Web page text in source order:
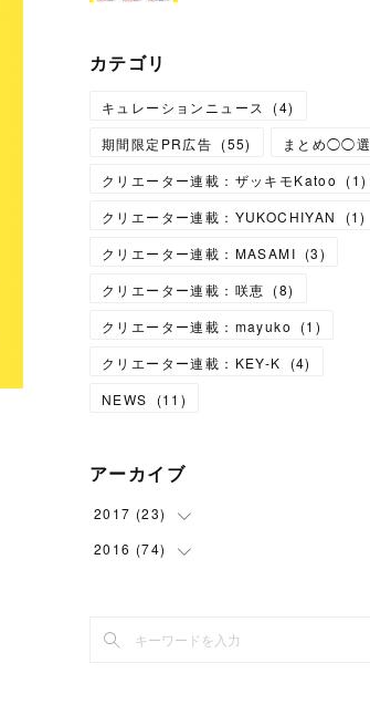
カテゴリ
キュレーションニュース (4)
期間限定PR広告 (55) まとめ◯◯選
クリエーター連載：ザッキモKatoo
(1)
クリエーター連載：YUKOCHIYAN
(1)
クリエーター連載：MASAMI (3)
クリエーター連載：咲恵 (8)
クリエーター連載：mayuko
(1 )
クリエーター連載：KEY-K
(4)
NEWS
(11 )
アーカイブ
2017 (23)
(7)
2016 (74)